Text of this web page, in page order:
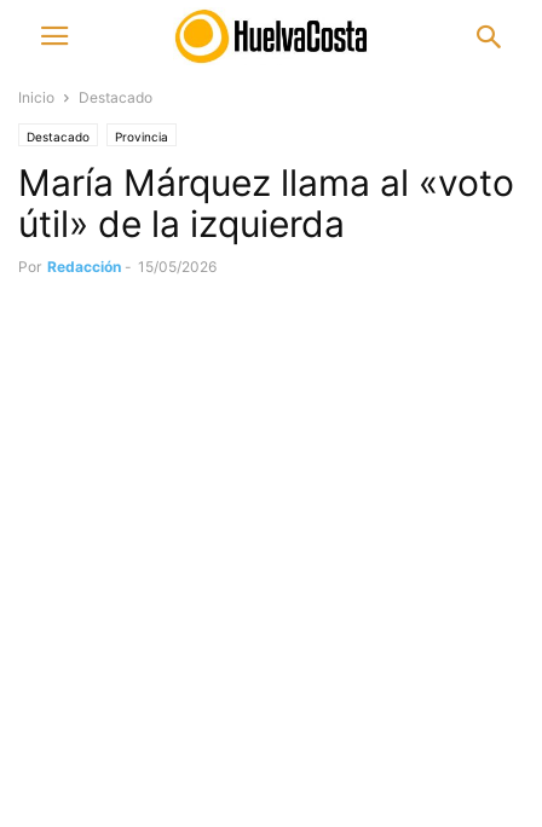
Inicio Destacado
Destacado Provincia
María Márquez llama al «voto
útil» de la izquierda
Por Redacción - 15/05/2026